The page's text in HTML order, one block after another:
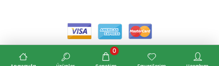
0